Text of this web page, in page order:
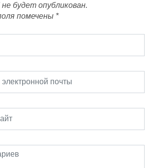
будет опубликован.
помечены *